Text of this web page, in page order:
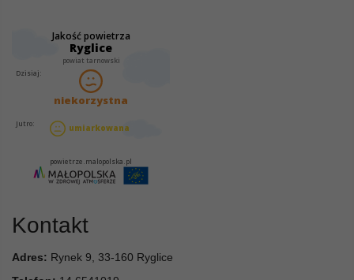
Kontakt
Adres: Rynek 9, 33-160 Ryglice